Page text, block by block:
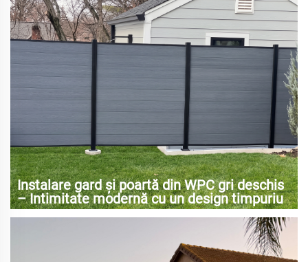
Instalare gard și poartă din WPC gri deschis
– Intimitate modernă cu un design timpuriu